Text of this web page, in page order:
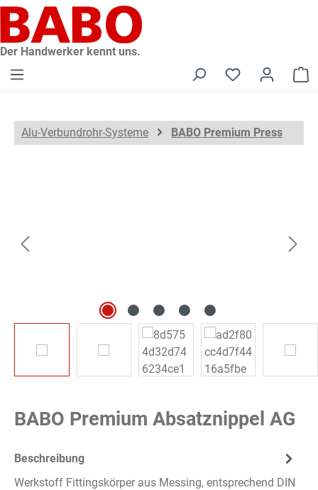
springen
Der Handwerker kennt uns.
Alu-Verbundrohr-Systeme BABO Premium Press
BABO Premium Absatznippel AG
Beschreibung
Werkstoff Fittingskörper aus Messing, entsprechend DIN